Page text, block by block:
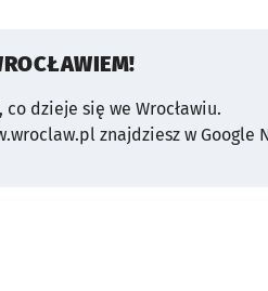
dzieje się we Wrocławiu.
znajdziesz w Google